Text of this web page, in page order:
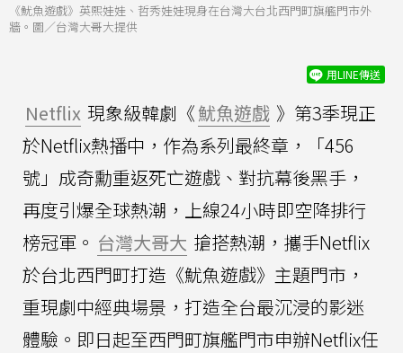
《魷魚遊戲》英熙娃娃、哲秀娃娃現身在台灣大台北西門町旗艦門市外
牆。圖／台灣大哥大提供
用LINE傳送
Netflix 現象級韓劇《魷魚遊戲 》第3季現正
於Netflix熱播中，作為系列最終章，「456
號」成奇勳重返死亡遊戲、對抗幕後黑手，
再度引爆全球熱潮，上線24小時即空降排行
榜冠軍。 台灣大哥大 搶搭熱潮，攜手Netflix
於台北西門町打造《魷魚遊戲》主題門市，
重現劇中經典場景，打造全台最沉浸的影迷
體驗。即日起至西門町旗艦門市申辦Netflix任